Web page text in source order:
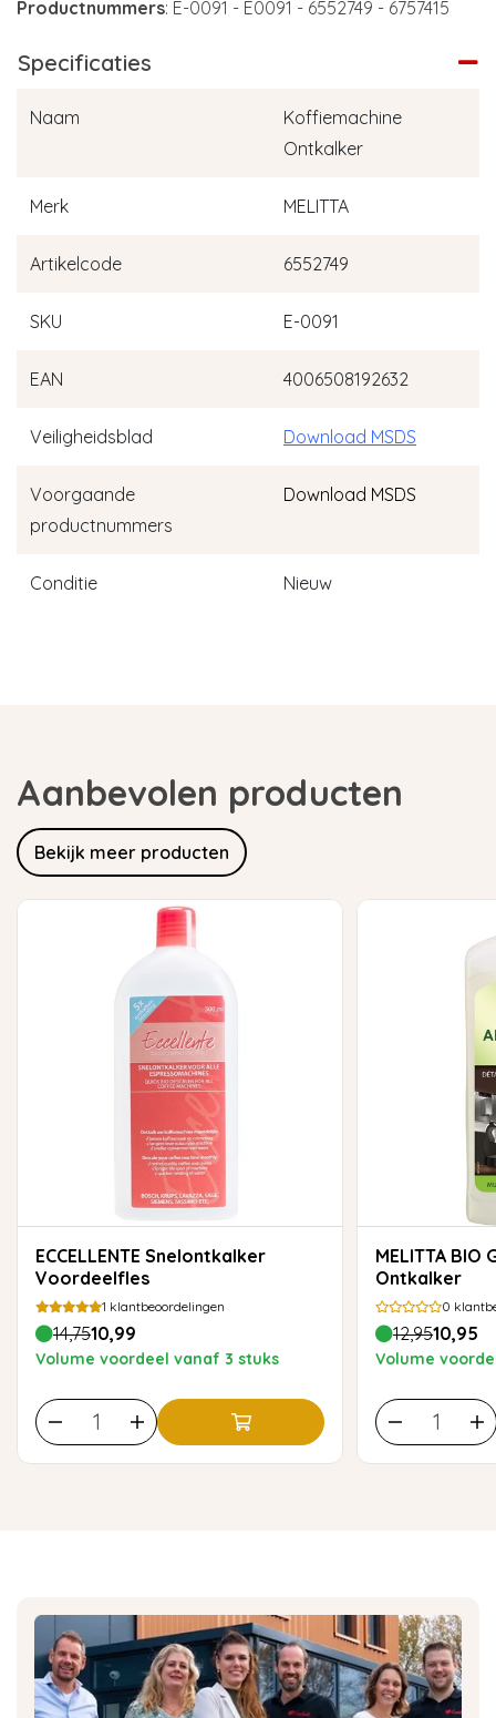
Productnummers: E-0091 - E0091 - 6552749 - 6757415
Specificaties
Naam
Koffiemachine
Ontkalker
Merk MELITTA
Artikelcode 6552749
SKU E-0091
EAN 4006508192632
Veiligheidsblad Download MSDS
Voorgaande
productnummers
Download MSDS
Conditie Nieuw
Aanbevolen producten
Bekijk meer producten
ECCELLENTE Snelontkalker
Voordeelfles
1 klantbeoordelingen
14,7510,99
Volume voordeel vanaf 3 stuks
MELITTA BIO Generieke
Ontkalker
0
12,9510,95
Volume